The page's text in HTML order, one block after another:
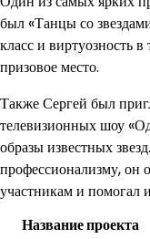
был «Танцы со
класс и виртуозность
призовое место.
Также Сергей был
телевизионных шоу
образы известных
профессионализму, он
участникам и помогал
Название проекта